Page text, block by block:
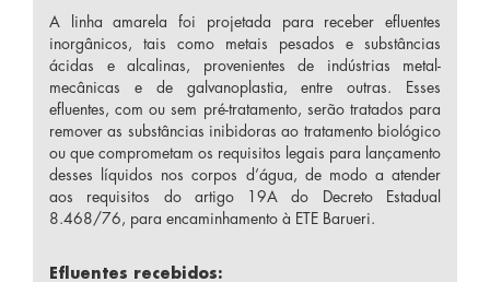
A linha amarela foi projetada para receber efluentes
inorgânicos, tais como metais pesados e substâncias
ácidas e alcalinas, provenientes de indústrias metal-
mecânicas e de galvanoplastia, entre outras. Esses
efluentes, com ou sem pré-tratamento, serão tratados para
remover as substâncias inibidoras ao tratamento biológico
ou que comprometam os requisitos legais para lançamento
desses líquidos nos corpos d’água, de modo a atender
aos requisitos do artigo 19A do Decreto Estadual
8.468/76, para encaminhamento à ETE Barueri.
Efluentes recebidos: